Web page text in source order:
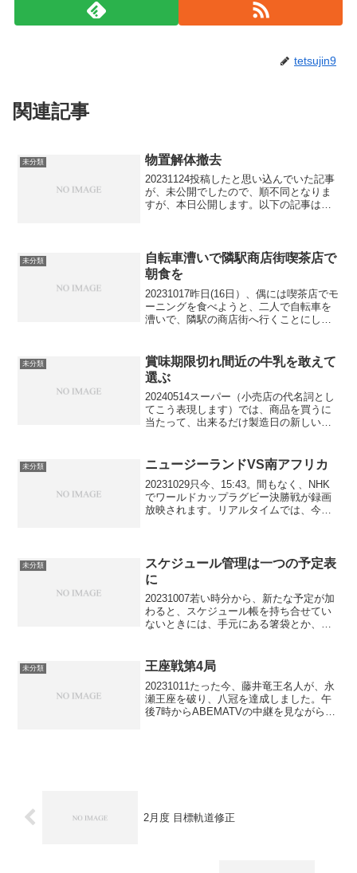
tetsujin9
関連記事
未分類 物置解体撤去
20231124投稿したと思い込んでいた記事
が、未公開でしたので、順不同となりま
すが、本日公開します。以下の記事は
まし...
未分類
自転車漕いで隣駅商店街喫茶店で
朝食を
20231017昨日(16日）、偶には喫茶店でモ
ーニングを食べようと、二人で自転車を
漕いで、隣駅の商店街へ行くことにしま
通の自転車です。普段は彼女の自転車を
借用して、...
未分類
賞味期限切れ間近の牛乳を敢えて
選ぶ
20240514スーパー（小売店の代名詞とし
てこう表現します）では、商品を買うに
当たって、出来るだけ製造日の新しい、
限切れ間近の商品を購入しました。その
商品とは、”牛乳...
未分類 ニュージーランドVS南アフリカ
20231029只今、15:43。間もなく、NHK
でワールドカップラグビー決勝戦が録画
放映されます。リアルタイムでは、今朝
来なら...
未分類
スケジュール管理は一つの予定表
に
20231007若い時分から、新たな予定が加
わると、スケジュール帳を持ち合せてい
ないときには、手元にある箸袋とか、レ
カしてきた訳です。仕事を第一線から退
いた今は、新たな...
未分類 王座戦第4局
20231011たった今、藤井竜王名人が、永
瀬王座を破り、八冠を達成しました。午
後7時からABEMATVの中継を見ながら、
2月度 目標軌道修正